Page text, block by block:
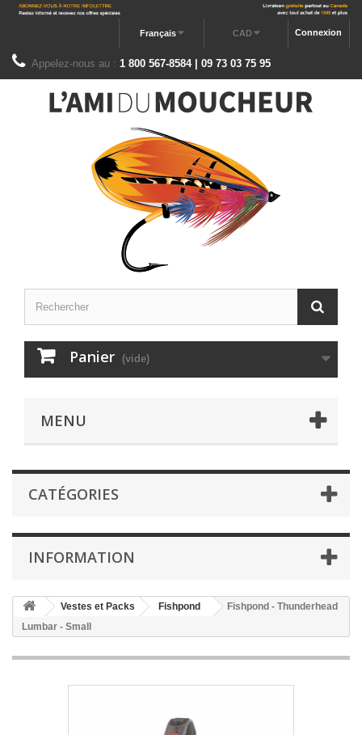
Connexion
CAD
Français
Appelez-nous au : 1 800 567-8584 | 09 73 03 75 95
Panier (vide)
MENU
CATÉGORIES
INFORMATION
Vestes et Packs Fishpond
Fishpond - Thunderhead
Lumbar - Small